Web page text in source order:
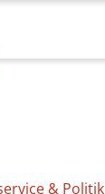
& Politik